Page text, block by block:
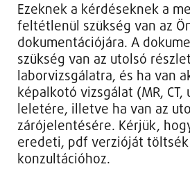
Ezeknek a kérdéseknek a
feltétlenül szükség van az
dokumentációjára. A
szükség van az utolsó
laborvizsgálatra, és ha van
képalkotó vizsgálat (MR, CT,
leletére, illetve ha van az
zárójelentésére. Kérjük,
eredeti, pdf verzióját
konzultációhoz.